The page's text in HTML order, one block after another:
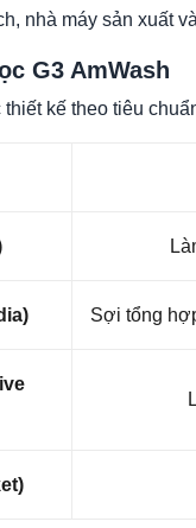
nhà máy sản xuất
G3 AmWash
kế theo tiêu
Sợi tổng